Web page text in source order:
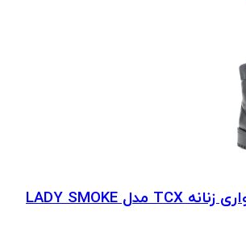
بوت چرم موتورسواری زنانه TCX مدل LADY SMOKE